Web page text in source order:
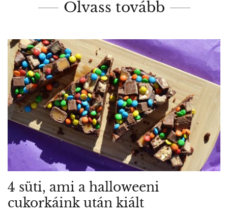
Olvass tovább
4 süti, ami a halloweeni
cukorkáink után kiált